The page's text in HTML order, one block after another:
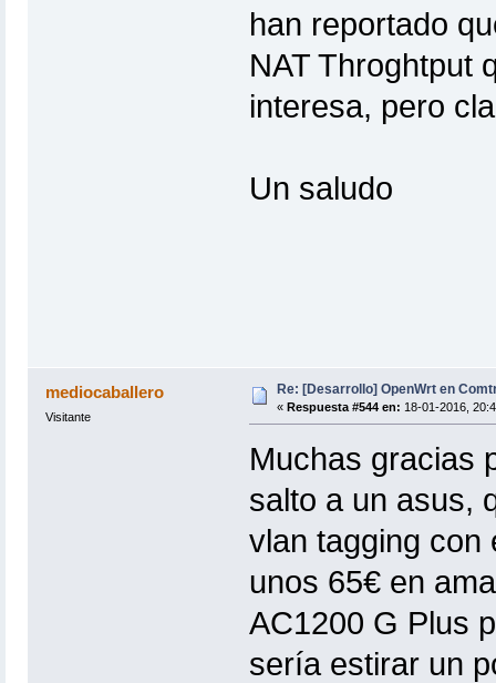
han reportado
NAT Throghtput
interesa, pero
Un saludo
mediocaballero
Visitante
Re: [Desarrollo] OpenWrt en
« Respuesta #544 en: 18-01-2016,
Muchas gracias
salto a un asus,
vlan tagging con
unos 65€ en
AC1200 G Plus
sería estirar un